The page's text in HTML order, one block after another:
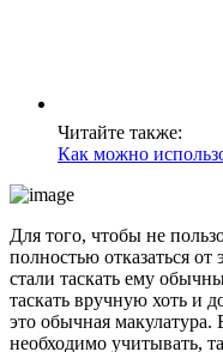
Читайте также:
Как можно
Для того, чтобы не
полностью отказаться
стали таскать ему
таскать вручную хоть и
это обычная
необходимо учитывать,